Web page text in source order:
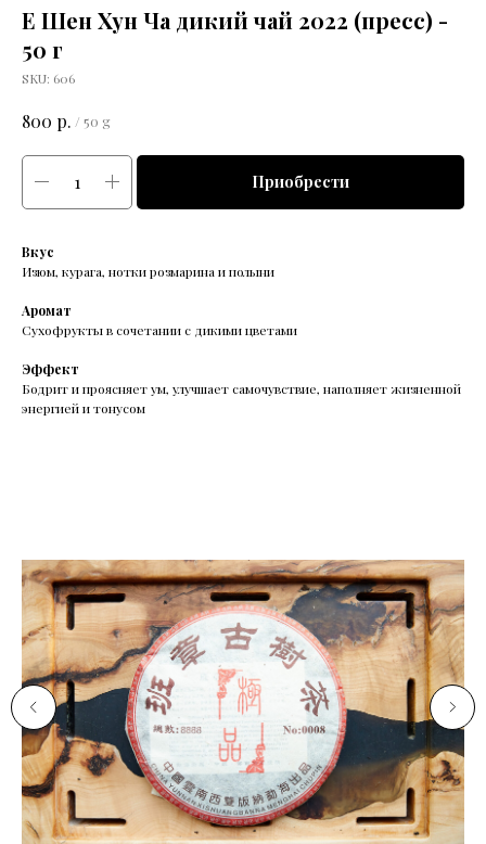
Е Шен Хун Ча дикий чай 2022 (пресс) -
50 г
SKU: 606
800 р. / 50 g
Приобрести
Вкус
Изюм, курага, нотки розмарина и полыни
Аромат
Сухофрукты в сочетании с дикими цветами
Эффект
Бодрит и проясняет ум, улучшает самочувствие, наполняет жизненной
энергией и тонусом